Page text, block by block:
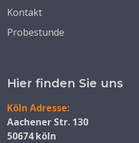
Kontakt
Probestunde
Hier finden Sie uns
Köln Adresse:
Aachener Str. 130
50674 köln